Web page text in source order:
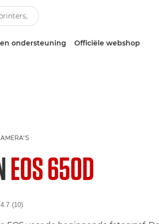
ondersteuning Officiële webshop
EOS 650D
4.7 (10)